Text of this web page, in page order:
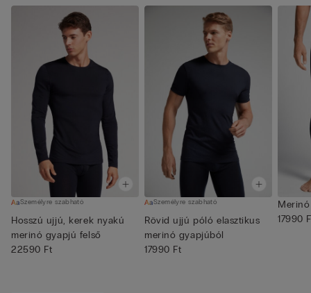
Személyre szabható
Hosszú ujjú, kerek nyakú
merinó gyapjú felső
22590 Ft
Személyre szabható
Rövid ujjú póló elasztikus
merinó gyapjúból
17990 Ft
17990